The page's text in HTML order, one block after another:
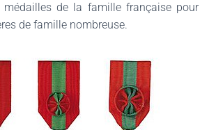
médailles de la famille française pour
de famille nombreuse.